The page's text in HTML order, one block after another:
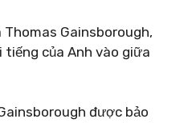
Gainsborough,
tiếng của Anh vào giữa
được bảo